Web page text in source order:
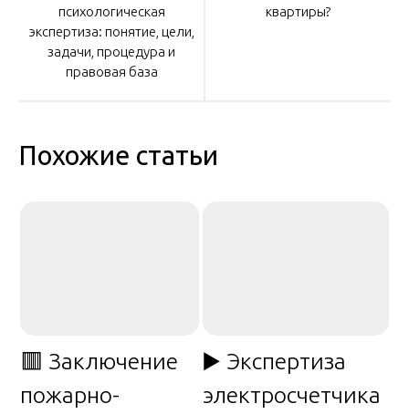
записям
психологическая
экспертиза: понятие, цели,
задачи, процедура и
правовая база
квартиры?
Похожие статьи
🟥 Заключение
пожарно-
▶️ Экспертиза
электросчетчика